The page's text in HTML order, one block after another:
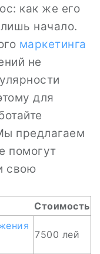
как же его
начало.
маркетинга
не
для
предлагаем
помогут
свою
Стоимость
7500 лей